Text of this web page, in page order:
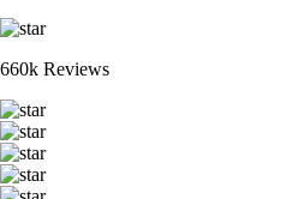
660k Reviews